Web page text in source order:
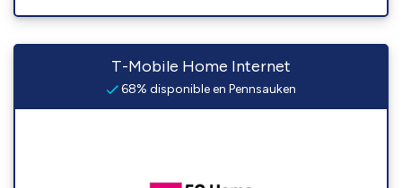
T-Mobile Home Internet
68% disponible en Pennsauken